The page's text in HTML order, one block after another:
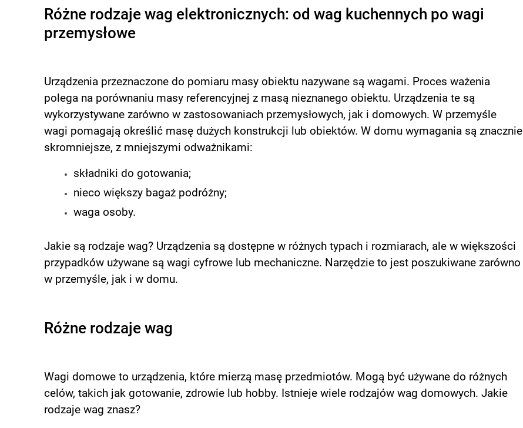
Różne rodzaje wag elektronicznych: od wag kuchennych po wagi
przemysłowe
Urządzenia przeznaczone do pomiaru masy obiektu nazywane są wagami. Proces ważenia
polega na porównaniu masy referencyjnej z masą nieznanego obiektu. Urządzenia te są
wykorzystywane zarówno w zastosowaniach przemysłowych, jak i domowych. W przemyśle
wagi pomagają określić masę dużych konstrukcji lub obiektów. W domu wymagania są znacznie
skromniejsze, z mniejszymi odważnikami:
składniki do gotowania;
nieco większy bagaż podróżny;
waga osoby.
Jakie są rodzaje wag? Urządzenia są dostępne w różnych typach i rozmiarach, ale w większości
przypadków używane są wagi cyfrowe lub mechaniczne. Narzędzie to jest poszukiwane zarówno
w przemyśle, jak i w domu.
Różne rodzaje wag
Wagi domowe to urządzenia, które mierzą masę przedmiotów. Mogą być używane do różnych
celów, takich jak gotowanie, zdrowie lub hobby. Istnieje wiele rodzajów wag domowych. Jakie
rodzaje wag znasz?